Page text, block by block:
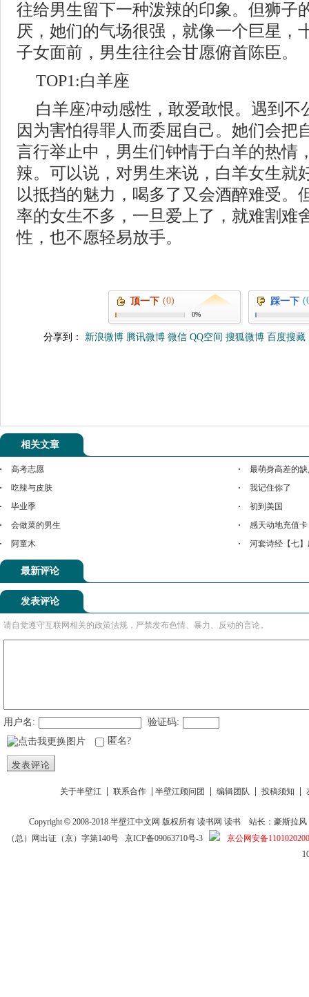
往给男生留下一种泼辣的印象。但狮子
厌，她们的气场很强，就像一个巨星，
子女面前，男生往往会甘愿俯首陈臣。
TOP1:白羊座
白羊座冲动感性，敢爱敢恨。遇到不
因为害怕得罪人而委屈自己。她们会把
言行举止中，男生们钟情于白羊的热情
辣。可以说，对男生来说，白羊女生就
以抵挡的魅力，喝多了又会酒醉难受。
率的女生不多，一旦爱上了，就难割难
性，也不愿轻易放手。
顶一下 (0)
0%
踩一下
分享到： 新浪微博 腾讯微博 微信 QQ空间 搜狐微博 百度搜藏
相关文章
高考志愿
最萌身高差的
吃辣与皮肤
我记住你了
毕业季
初到美国
会做菜的男生
感天动地充值卡
阿童木
河套诗经【七
最新评论
发表评论
请自觉遵守互联网相关的政策法规，严禁发布色情、暴力、反动的言论。
用户名:
验证码:
匿名?
发表评论
关于半壁江 联系合作 半壁江顾问团 编辑团队 投稿须知
Copyright © 2008-2018半壁江中文网 版权所有读书网 读书
站长：豪斯拉风
（总）网出证（京）字第140号 京ICP备09063710号-3
京公网安备